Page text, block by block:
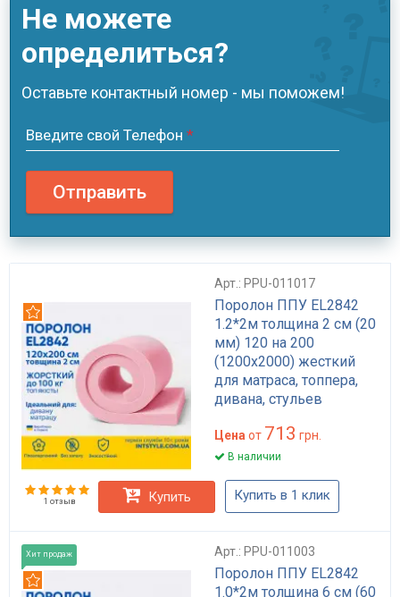
Не можете
определиться?
Оставьте контактный номер - мы поможем!
Введите свой Телефон *
Отправить
Арт.: PPU-011017
Поролон ППУ EL2842
1.2*2м толщина 2 см (20
мм) 120 на 200
(1200х2000) жесткий
для матраса, топпера,
дивана, стульев
Цена от 713 грн.
В наличии
1 отзыв Купить Купить в 1 клик
Хит продаж Арт.: PPU-011003
Поролон ППУ EL2842
1.0*2м толщина 6 см (60